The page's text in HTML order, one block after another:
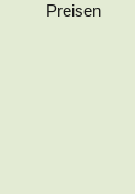
Preisen